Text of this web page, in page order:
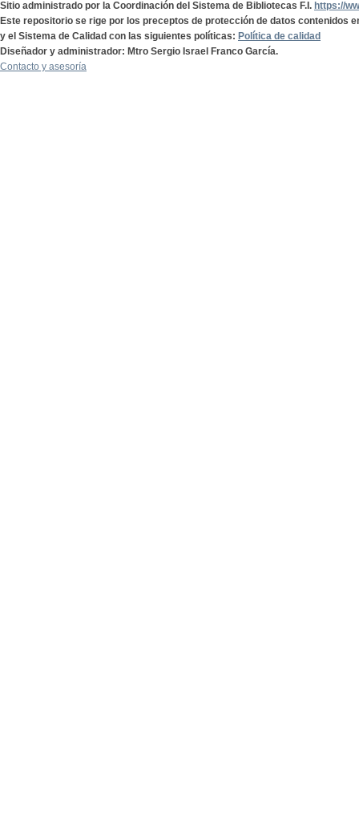
Sitio administrado por la Coordinación del Sistema de Bibliotecas F.I. https://
Este repositorio se rige por los preceptos de protección de datos contenidos
y el Sistema de Calidad con las siguientes políticas: Política de calidad
Diseñador y administrador: Mtro Sergio Israel Franco García.
Contacto y asesoría